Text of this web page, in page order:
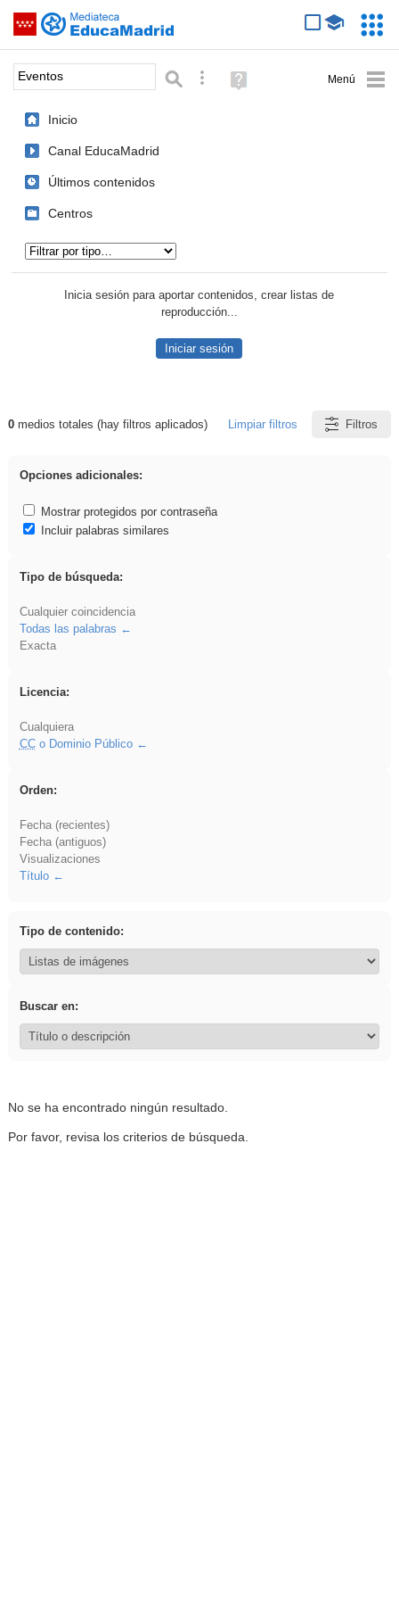
Saltar navegación
Palabra o frase: Búsqueda avanzada
Ayuda
(en
Inicio
Canal EducaMadrid
Últimos contenidos
Centros
Inicia sesión para aportar contenidos, crear listas de
reproducción...
Iniciar sesión
Resultados de: Eventos
0medios totales (hay filtros aplicados) Limpiar filtros Filtros
Opciones adicionales:
Mostrar protegidos por contraseña
Incluir palabras similares
Tipo de búsqueda:
Cualquier coincidencia
Todas las palabras
Exacta
Licencia:
Cualquiera
CCo Dominio Público
Orden:
Fecha (recientes)
Fecha (antiguos)
Visualizaciones
Título
Tipo de contenido:
Buscar en:
No se ha encontrado ningún resultado.
Por favor, revisa los criterios de búsqueda.